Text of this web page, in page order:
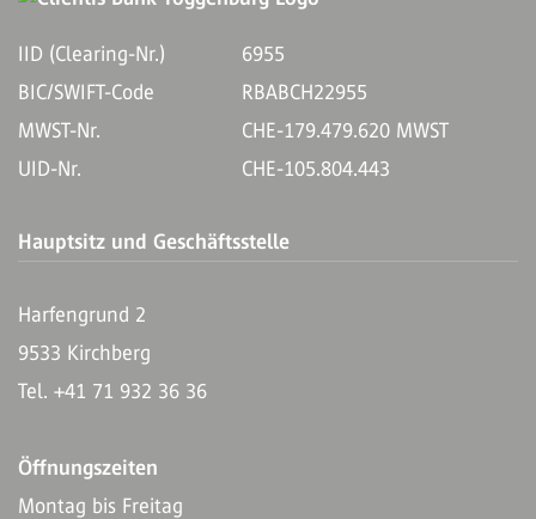
IID (Clearing-Nr.)
6955
BIC/SWIFT-Code
RBABCH22955
MWST-Nr.
CHE-179.479.620 MWST
UID-Nr.
CHE-105.804.443
Hauptsitz und Geschäftsstelle
Harfengrund 2
9533 Kirchberg
Tel. +41 71 932 36 36
Öffnungszeiten
Montag bis Freitag